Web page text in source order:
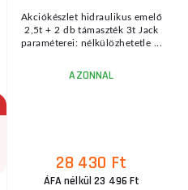
Akciókészlet hidraulikus emelő
2,5t + 2 db támaszték 3t Jack
paraméterei: nélkülözhetetle ...
AZONNAL
28 430 Ft
ÁFA nélkül 23 496 Ft